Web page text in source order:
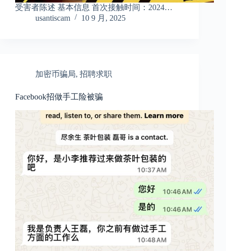
受害者陈述 基本信息 首次接触时间：2024…
usantiscam
10 9 月, 2025
加密币骗局, 招聘求职
Facebook招做手工险被骗